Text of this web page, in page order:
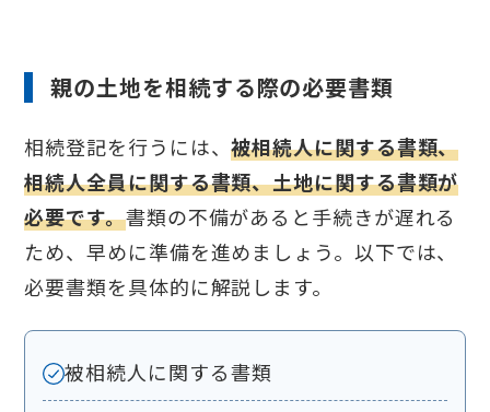
親の土地を相続する際の必要書類
相続登記を行うには、被相続人に関する書類、
相続人全員に関する書類、土地に関する書類が
必要です。書類の不備があると手続きが遅れる
ため、早めに準備を進めましょう。以下では、
必要書類を具体的に解説します。
被相続人に関する書類